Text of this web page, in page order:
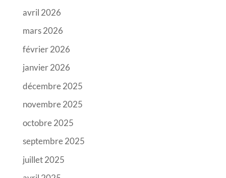
avril 2026
mars 2026
février 2026
janvier 2026
décembre 2025
novembre 2025
octobre 2025
septembre 2025
juillet 2025